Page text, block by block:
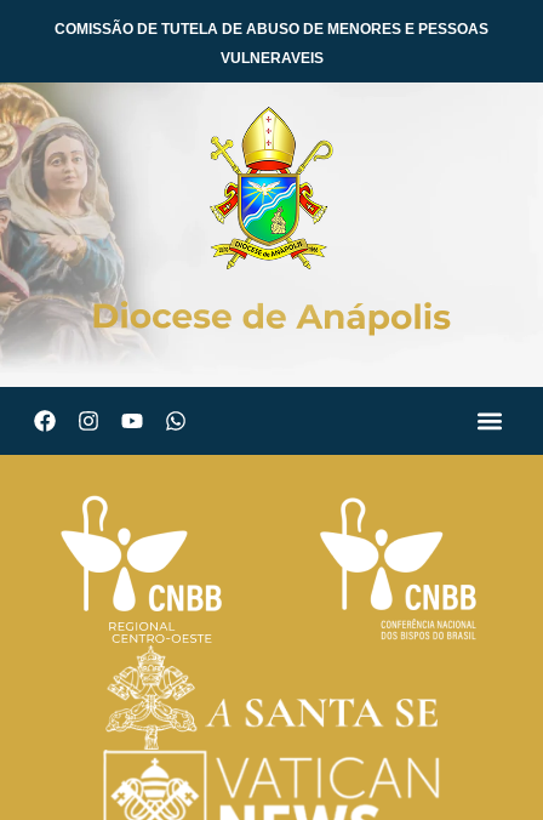
COMISSÃO DE TUTELA DE ABUSO DE MENORES E PESSOAS
VULNERAVEIS